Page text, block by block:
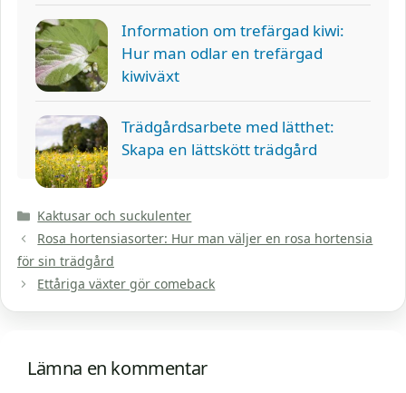
Information om trefärgad kiwi:
Hur man odlar en trefärgad
kiwiväxt
Trädgårdsarbete med lätthet:
Skapa en lättskött trädgård
Kategorier
Kaktusar och suckulenter
Rosa hortensiasorter: Hur man väljer en rosa hortensia
för sin trädgård
Ettåriga växter gör comeback
Lämna en kommentar